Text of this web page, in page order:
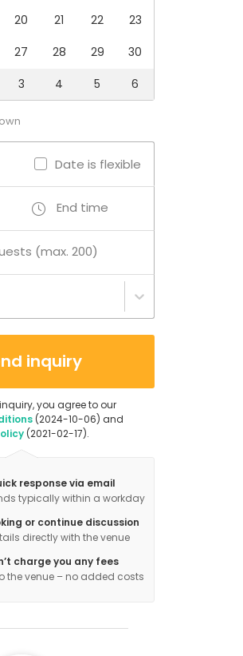
20 21 22
23
27 28 29
30
3 4 5 6
Date is flexible
End time
(max. 200)
inquiry
you agree to our
(2024-10-06) and
(2021-02-17).
response via email
typically within a workday
or continue discussion
directly with the venue
charge you any fees
the venue – no added costs